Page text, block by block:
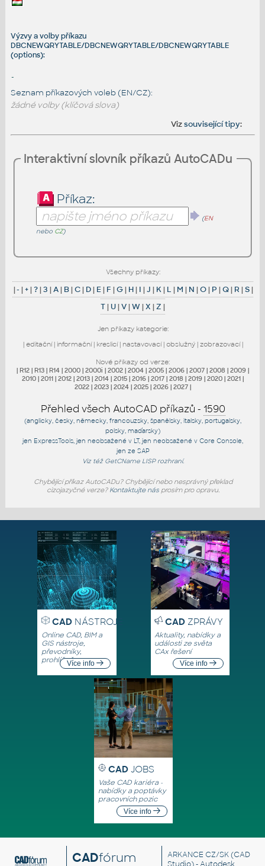
Výzvy a volby příkazu
DBCNEWQRYTABLE/DBCNEWQRYTABLE/DBCNEWQRYTABLE
(options):
-
Seznam příkazových voleb (EN/CZ):
žádné volby (klíčová slova)
Vizsouvisející tipy:
Interaktivní slovník příkazů AutoCADu
Příkaz:
(EN
nebo CZ)
Všechny příkazy:
|- |+|?|3 |A| B|C| D| E| F |G| H| I |J | K| L | M | N |O| P |Q| R |S|
T| U|V|W|X |Z |
Jen příkazy kategorie:
| editační| informační| kreslicí| nastavovací| obslužný| zobrazovací|
Nové příkazy od verze:
| R12 | R13 | R14 | 2000 | 2000i | 2002 | 2004 | 2005 | 2006 | 2007 | 2008 | 2009 |
2010 | 2011 | 2012 | 2013 | 2014 | 2015 | 2016 | 2017 | 2018 | 2019 | 2020 | 2021 |
2022 | 2023 | 2024 | 2025 | 2026 | 2027 |
Přehled všech AutoCAD příkazů - 1590
(anglicky, česky, německy, francouzsky, španělsky, italsky, portugalsky,
polsky, maďarsky)
jen ExpressTools , jen neobsažené v LT, jen neobsažené v Core Console
jen ze SAP
Viz též GetCNameLISP rozhraní.
Chybějící příkaz AutoCADu? Chybějící nebo nesprávný překlad
cizojazyčné verze? Kontaktujte násprosím pro opravu.
CADNÁSTROJE
Online CAD, BIM a
GIS nástroje,
převodníky,
prohlížečeVíce info
CADZPRÁVY
Aktuality, nabídky a
události ze světa
CAx řešení
Více info
CAD JOBS
Vaše CAD kariéra -
nabídky a poptávky
pracovních pozic
Více info
CADfórum ARKANCE CZ/SK(CAD